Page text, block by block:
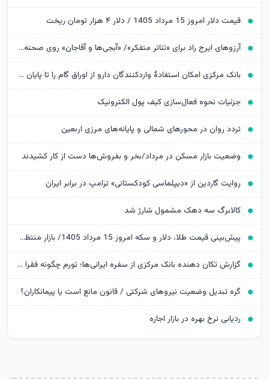
قیمت دلار امروز 15 مرداد 1405 / دلار ۴ هزار تومان ریخت
آرزوهای ایرج راد برای «تئاتر متفکر»/ «آبجی‌ها و آقاجان» روی صحنه می‌رود
بانک مرکزی امکان استفادۀ واردکنندگان دارو از اوراق گام را تا پایان امسال تمدید کرد
جزئیات نحوه فعال‌سازی کیف پول الکترونیک
تردد روان در محورهای شمالی و پایانه‌های مرزی اربعین
وضعیت بازار مسکن در مرداد/بخر و بفروش‌ها دست از کار کشیدند
روایت گاردین از «دیپلماسی کودکستانی» ترامپ در برابر ایران
کالابرگ سه دهک مشمول شارژ شد
پیش‌بینی قیمت طلا، دلار و سکه امروز 15 مرداد 1405/ بازار منتظر مذاکرات تنگه هرمز
گزارش تکان‌ دهنده بانک مرکزی از سفره ایرانی‌ها؛ تورم چگونه فقرا را فقیرتر کرد؟
گره تبدیل وضعیت نیروهای شرکتی / قانون مانع است یا پیمانکاران؟
ردیابی نرخ بهره در بازار اجاره